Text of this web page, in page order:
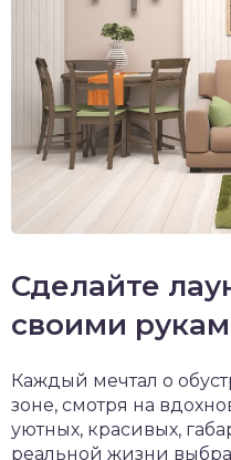
Сделайте
своими
Каждый мечтал о
зоне, смотря на
уютных, красивых,
реальной жизни